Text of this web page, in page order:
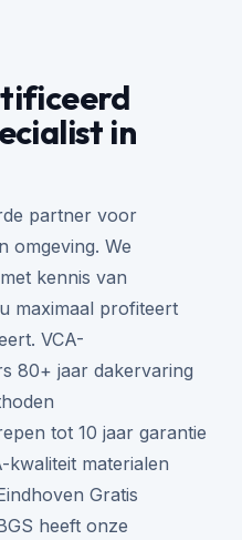
in
partner voor
omgeving. We
kennis van
maximaal profiteert
VCA-
80+ jaar dakervaring
tot 10 jaar garantie
materialen
Gratis
heeft onze